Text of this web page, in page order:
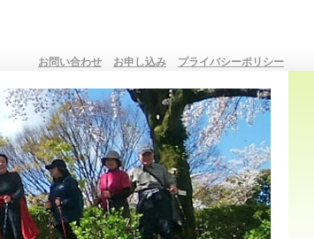
お問い合わせ お申し込み プライバシーポリシー